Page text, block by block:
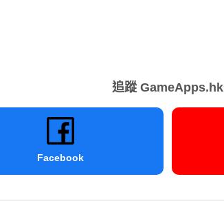
追蹤 GameApps.hk
Facebook